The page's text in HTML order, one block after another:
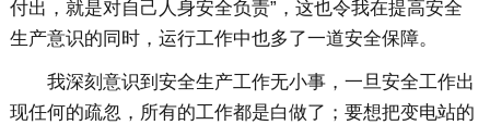
付出，就是对自己人身安全负责”，这也令我在提高安全
生产意识的同时，运行工作中也多了一道安全保障。
我深刻意识到安全生产工作无小事，一旦安全工作出
现任何的疏忽，所有的工作都是白做了；要想把变电站的